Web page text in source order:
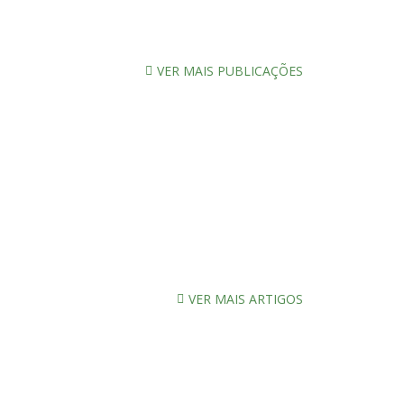
VER MAIS PUBLICAÇÕES
VER MAIS ARTIGOS